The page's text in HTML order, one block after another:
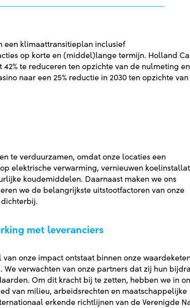
een klimaattransitieplan inclusief
op korte en (middel)lange termijn. Holland
42% te reduceren ten opzichte van de nulmeting
naar een 25% reductie in 2030 ten opzichte
te verduurzamen, omdat onze locaties een
elektrische verwarming, vernieuwen
koudemiddelen. Daarnaast maken we ons
we de belangrijkste uitstootfactoren van onze
met leveranciers
onze impact ontstaat binnen onze
verwachten van onze partners dat zij hun
Om dit kracht bij te zetten, hebben we in
van milieu, arbeidsrechten en maatschappelijke
erkende richtlijnen van de Verenigde